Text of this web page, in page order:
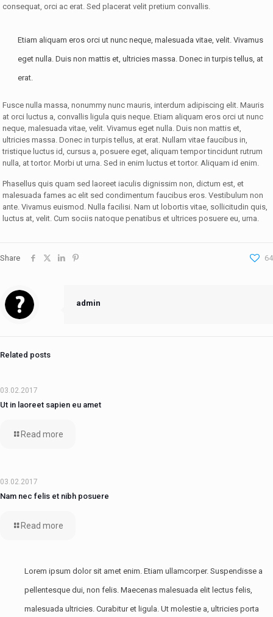
consequat, orci ac erat. Sed placerat velit pretium convallis.
Etiam aliquam eros orci ut nunc neque, malesuada vitae, velit. Vivamus
eget nulla. Duis non mattis et, ultricies massa. Donec in turpis tellus, at
erat.
Fusce nulla massa, nonummy nunc mauris, interdum adipiscing elit. Mauris
at orci luctus a, convallis ligula quis neque. Etiam aliquam eros orci ut nunc
neque, malesuada vitae, velit. Vivamus eget nulla. Duis non mattis et,
ultricies massa. Donec in turpis tellus, at erat. Nullam vitae faucibus in,
tristique luctus id, cursus a, posuere eget, aliquam tempor tincidunt rutrum
nulla, at tortor. Morbi ut urna. Sed in enim luctus et tortor. Aliquam id enim.
Phasellus quis quam sed laoreet iaculis dignissim non, dictum est, et
malesuada fames ac elit sed condimentum faucibus eros. Vestibulum non
ante. Vivamus euismod. Nulla facilisi. Nam ut lobortis vitae, sollicitudin quis,
luctus at, velit. Cum sociis natoque penatibus et ultrices posuere eu, urna.
Share 64
admin
Related posts
03.02.2017
Ut in laoreet sapien eu amet
Read more
03.02.2017
Nam nec felis et nibh posuere
Read more
Lorem ipsum dolor sit amet enim. Etiam ullamcorper. Suspendisse a
pellentesque dui, non felis. Maecenas malesuada elit lectus felis,
malesuada ultricies. Curabitur et ligula. Ut molestie a, ultricies porta